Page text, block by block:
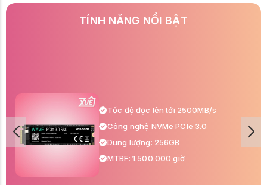
TÍNH NĂNG NỔI BẬT
Tốc độ đọc lên tới 2500MB/s
Công nghệ NVMe PCIe 3.0
Dung lượng: 256GB
MTBF: 1.500.000 giờ